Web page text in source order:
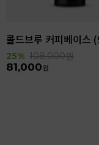
25% 108,000원
81,000원